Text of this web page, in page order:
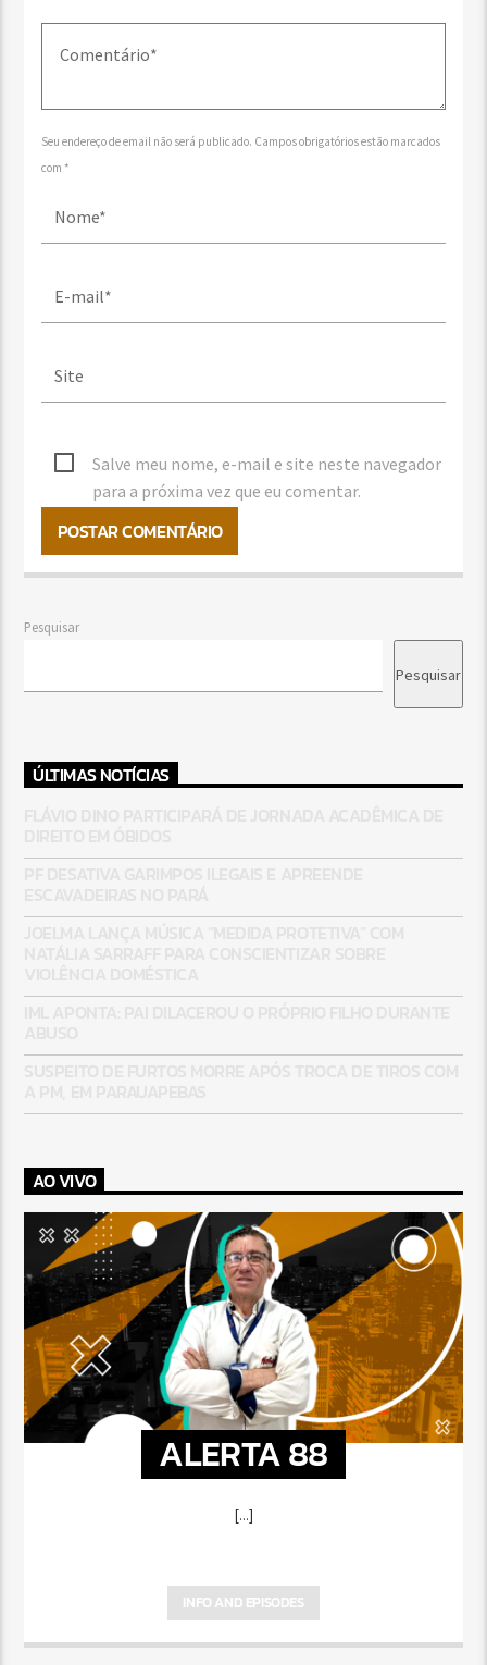
Seu endereço de email não será publicado. Campos obrigatórios estão marcados
com *
Salve meu nome, e-mail e site neste navegador
para a próxima vez que eu comentar.
Pesquisar
Pesquisar
ÚLTIMAS NOTÍCIAS
AO VIVO
ALERTA 88
[...]
INFO AND EPISODES